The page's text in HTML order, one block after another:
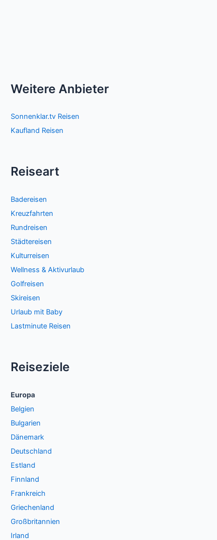
Weitere Anbieter
Sonnenklar.tv Reisen
Kaufland Reisen
Reiseart
Badereisen
Kreuzfahrten
Rundreisen
Städtereisen
Kulturreisen
Wellness & Aktivurlaub
Golfreisen
Skireisen
Urlaub mit Baby
Lastminute Reisen
Reiseziele
Europa
Belgien
Bulgarien
Dänemark
Deutschland
Estland
Finnland
Frankreich
Griechenland
Großbritannien
Irland